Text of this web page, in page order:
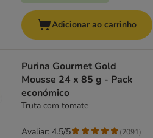
Adicionar ao carrinho
Purina Gourmet Gold
Mousse 24 x 85 g - Pack
económico
Truta com tomate
Avaliar: 4.5/5 (2091)